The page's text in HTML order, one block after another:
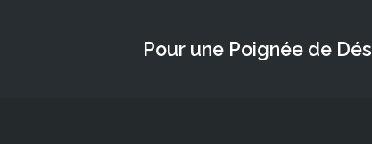
Pour une Poignée de Dés